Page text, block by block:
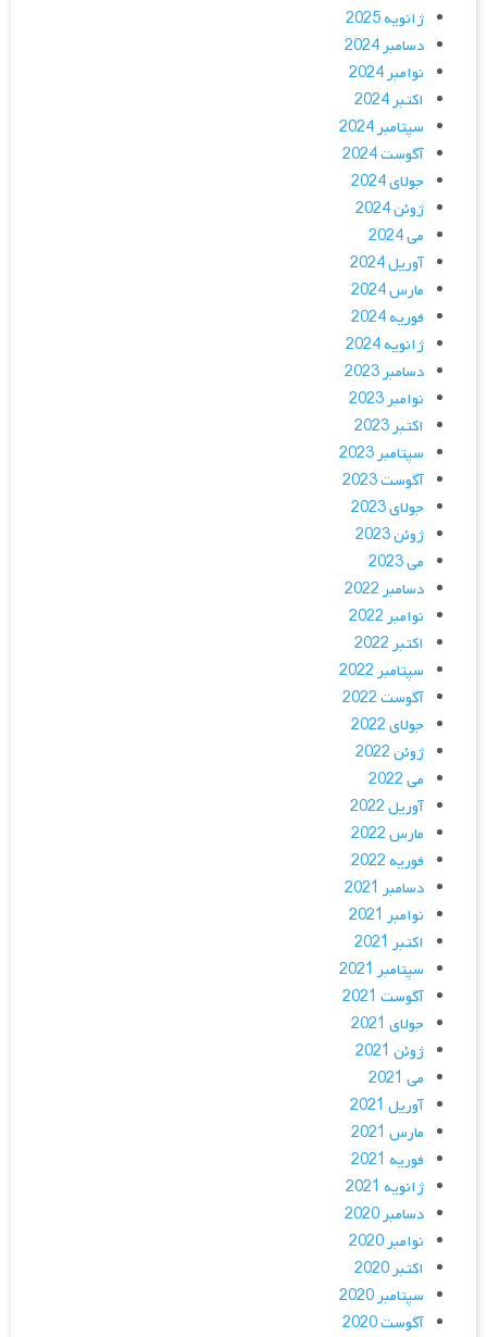
ژانویه 2025
دسامبر 2024
نوامبر 2024
اکتبر 2024
سپتامبر 2024
آگوست 2024
جولای 2024
ژوئن 2024
می 2024
آوریل 2024
مارس 2024
فوریه 2024
ژانویه 2024
دسامبر 2023
نوامبر 2023
اکتبر 2023
سپتامبر 2023
آگوست 2023
جولای 2023
ژوئن 2023
می 2023
دسامبر 2022
نوامبر 2022
اکتبر 2022
سپتامبر 2022
آگوست 2022
جولای 2022
ژوئن 2022
می 2022
آوریل 2022
مارس 2022
فوریه 2022
دسامبر 2021
نوامبر 2021
اکتبر 2021
سپتامبر 2021
آگوست 2021
جولای 2021
ژوئن 2021
می 2021
آوریل 2021
مارس 2021
فوریه 2021
ژانویه 2021
دسامبر 2020
نوامبر 2020
اکتبر 2020
سپتامبر 2020
آگوست 2020